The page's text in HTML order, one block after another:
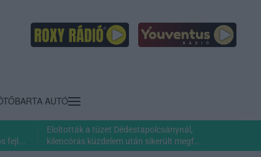
BARTA AUTÓ
fejl...
Eloltották a tüzet Dédestapolcsánynál,
kilencórás küzdelem után sikerült megf...